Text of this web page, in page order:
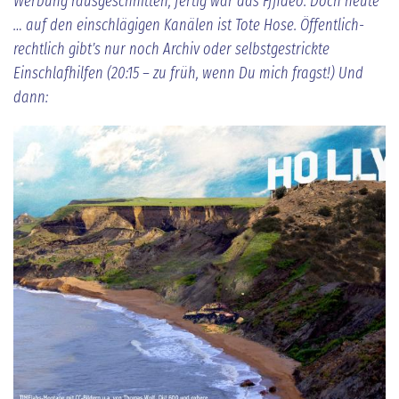
… auf den einschlägigen Kanälen ist Tote Hose. Öffentlich-
rechtlich gibt’s nur noch Archiv oder selbstgestrickte
Einschlafhilfen (20:15 – zu früh, wenn Du mich fragst!) Und
dann: